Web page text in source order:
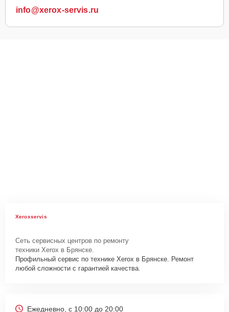
info@xerox-servis.ru
Xeroxservis
Сеть сервисных центров по ремонту
техники Xerox в Брянске.
Профильный сервис по технике Xerox в Брянске. Ремонт
любой сложности с гарантией качества.
Ежедневно, с 10:00 до 20:00